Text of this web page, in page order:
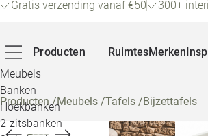
Gratis verzending vanaf €50 300+
Producten
Meubels
Banken
Hoekbanken
2-zitsbanken
RuimtesMerken
Producten/Meubels /Tafels /Bijzettafels